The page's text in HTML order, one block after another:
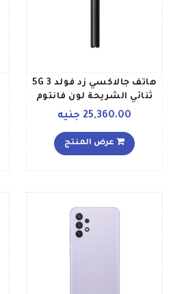
هاتف جالاكسي زد فولد 3 5G
ثنائي الشريحة لون فانتوم
سعة 256 جيجابايت نسخة
25,360.00 جنيه
عرض المنتج